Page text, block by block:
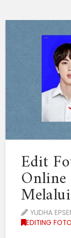
Edit
YUDHA
EDITING FOTO